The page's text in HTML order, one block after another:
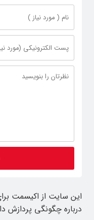
این سایت از اکیسمت
درباره چگونگی پردازش